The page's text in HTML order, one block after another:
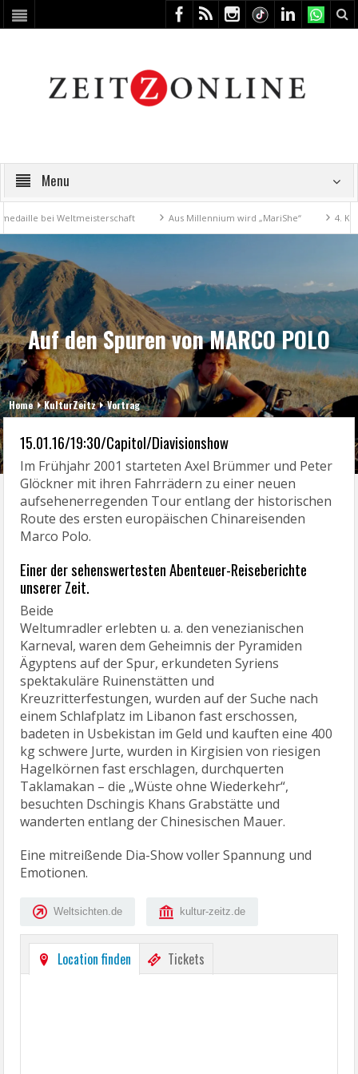
Menu
bei Weltmeisterschaft Aus Millennium wird „MariShe“ 4.
Auf den Spuren von MARCO POLO
Home KulturZeitz Vortrag
15.01.16/19:30/Capitol/Diavisionshow
Im Frühjahr 2001 starteten Axel Brümmer und Peter
Glöckner mit ihren Fahrrädern zu einer neuen
aufsehenerregenden Tour entlang der historischen
Route des ersten europäischen Chinareisenden
Marco Polo.
Einer der sehenswertesten Abenteuer-Reiseberichte
unserer Zeit.
Beide
Weltumradler erlebten u. a. den venezianischen
Karneval, waren dem Geheimnis der Pyramiden
Ägyptens auf der Spur, erkundeten Syriens
spektakuläre Ruinenstätten und
Kreuzritterfestungen, wurden auf der Suche nach
einem Schlafplatz im Libanon fast erschossen,
badeten in Usbekistan im Geld und kauften eine 400
kg schwere Jurte, wurden in Kirgisien von riesigen
Hagelkörnen fast erschlagen, durchquerten
Taklamakan – die „Wüste ohne Wiederkehr“,
besuchten Dschingis Khans Grabstätte und
wanderten entlang der Chinesischen Mauer.
Eine mitreißende Dia-Show voller Spannung und
Emotionen.
Weltsichten.de kultur-zeitz.de
Location finden Tickets